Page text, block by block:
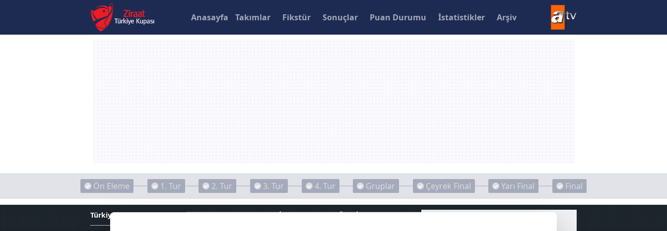
Anasayfa Takımlar Fikstür Sonuçlar Puan Durumu İstatistikler Arşiv
Ön Eleme 1. Tur 2. Tur 3. Tur 4. Tur Gruplar Çeyrek Final Yarı Final Final
Türkiye Kupası Videolar Sakaryaspor 4-0 Sultan Su İnegölspor (MAÇ ÖZETİ)